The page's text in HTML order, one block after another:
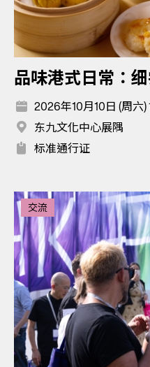
品味港式日常：
2026年10月10日 (周六)
东九文化中心展隅
标准通行证
交流